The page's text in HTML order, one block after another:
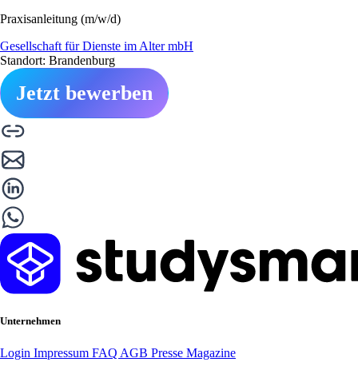
Praxisanleitung (m/w/d)
Gesellschaft für Dienste im Alter mbH
Standort: Brandenburg
Jetzt bewerben
Unternehmen
Login Impressum FAQ AGB Presse Magazine